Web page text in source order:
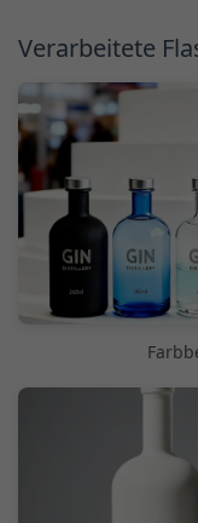
Verarbeitete